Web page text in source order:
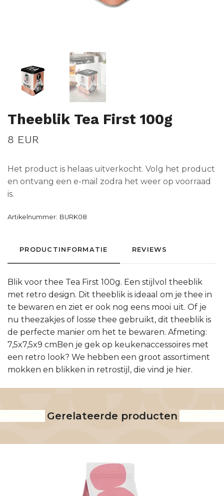
Theeblik Tea First 100g
8 EUR
Het product is helaas uitverkocht. Volg het product
en ontvang een e-mail zodra het weer op voorraad
is.
Artikelnummer: BURK08
PRODUCTINFORMATIE REVIEWS
Blik voor thee Tea First 100g. Een stijlvol theeblik
met retro design. Dit theeblik is ideaal om je thee in
te bewaren en ziet er ook nog eens mooi uit. Of je
nu theezakjes of losse thee gebruikt, dit theeblik is
de perfecte manier om het te bewaren. Afmeting:
7,5x7,5x9 cmBen je gek op keukenaccessoires met
een retro look? We hebben een groot assortiment
mokken en blikken in retrostijl, die vind je hier.
Gerelateerde producten